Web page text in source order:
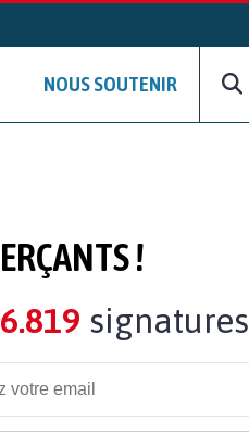
NOUS SOUTENIR
!
signatures